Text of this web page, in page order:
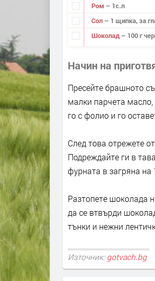
Ром – 1с.л
Сол – 1 щипка, за
Шоколад – 100 г
Начин на
Пресейте брашното
малки парчета
го с фолио и го
След това отрежете
Подреждайте ги в
фурната в загряна
Разтопете шоколада
да се втвърди
тънки и нежни
Източник: gotvach.bg